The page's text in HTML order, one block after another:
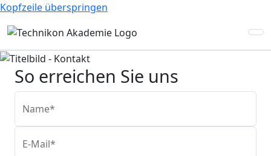
Kopfzeile überspringen
So erreichen Sie uns
Name*
E-Mail*